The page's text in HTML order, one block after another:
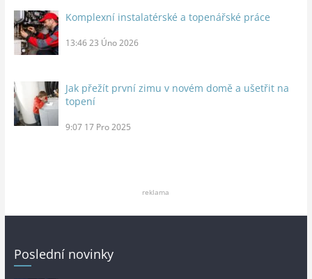
Komplexní instalatérské a topenářské práce
13:46 23 Úno 2026
Jak přežít první zimu v novém domě a ušetřit na
topení
9:07 17 Pro 2025
reklama
Poslední novinky